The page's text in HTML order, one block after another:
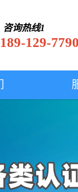
咨询热线1
189-129-